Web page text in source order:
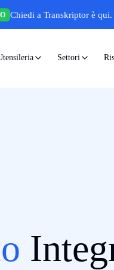
Chiedi a Transkriptor è qui.
Settori